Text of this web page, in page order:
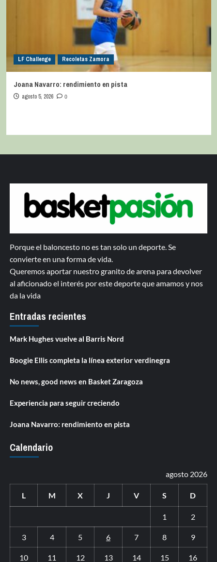
LF Challenge Recoletas Zamora
Joana Navarro: rendimiento en pista
agosto 5, 2026 0
Porque el baloncesto no es tan solo un deporte. Se
convierte en una forma de vida.
Queremos aportar nuestro granito de arena para devolver
al aficionado el interés por este deporte que amamos y nos
da la vida
Entradas recientes
Mark Hughes vuelve al Barris Nord
Boogie Ellis completa la línea exterior verdinegra
No news, good news en Basket Zaragoza
Experiencia para seguir creciendo
Joana Navarro: rendimiento en pista
Calendario
agosto 2026
L M X J V S D
1 2
3 4 5 6 7 8 9
10 11 12 13 14 15 16